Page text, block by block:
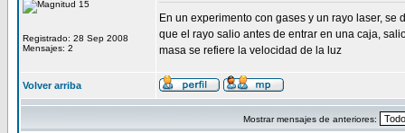
Registrado: 28 Sep 2008
Mensajes: 2
En un experimento con gases y un rayo laser,
que el rayo salio antes de entrar en una caja,
masa se refiere la velocidad de la luz
Volver arriba
Mostrar mensajes de anteriores: